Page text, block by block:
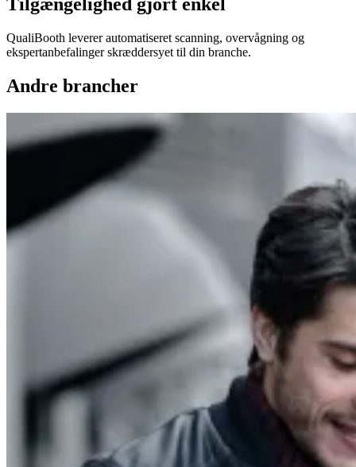
QualiBooth leverer automatiseret scanning, overvågning og
ekspertanbefalinger skræddersyet til din branche.
Andre brancher